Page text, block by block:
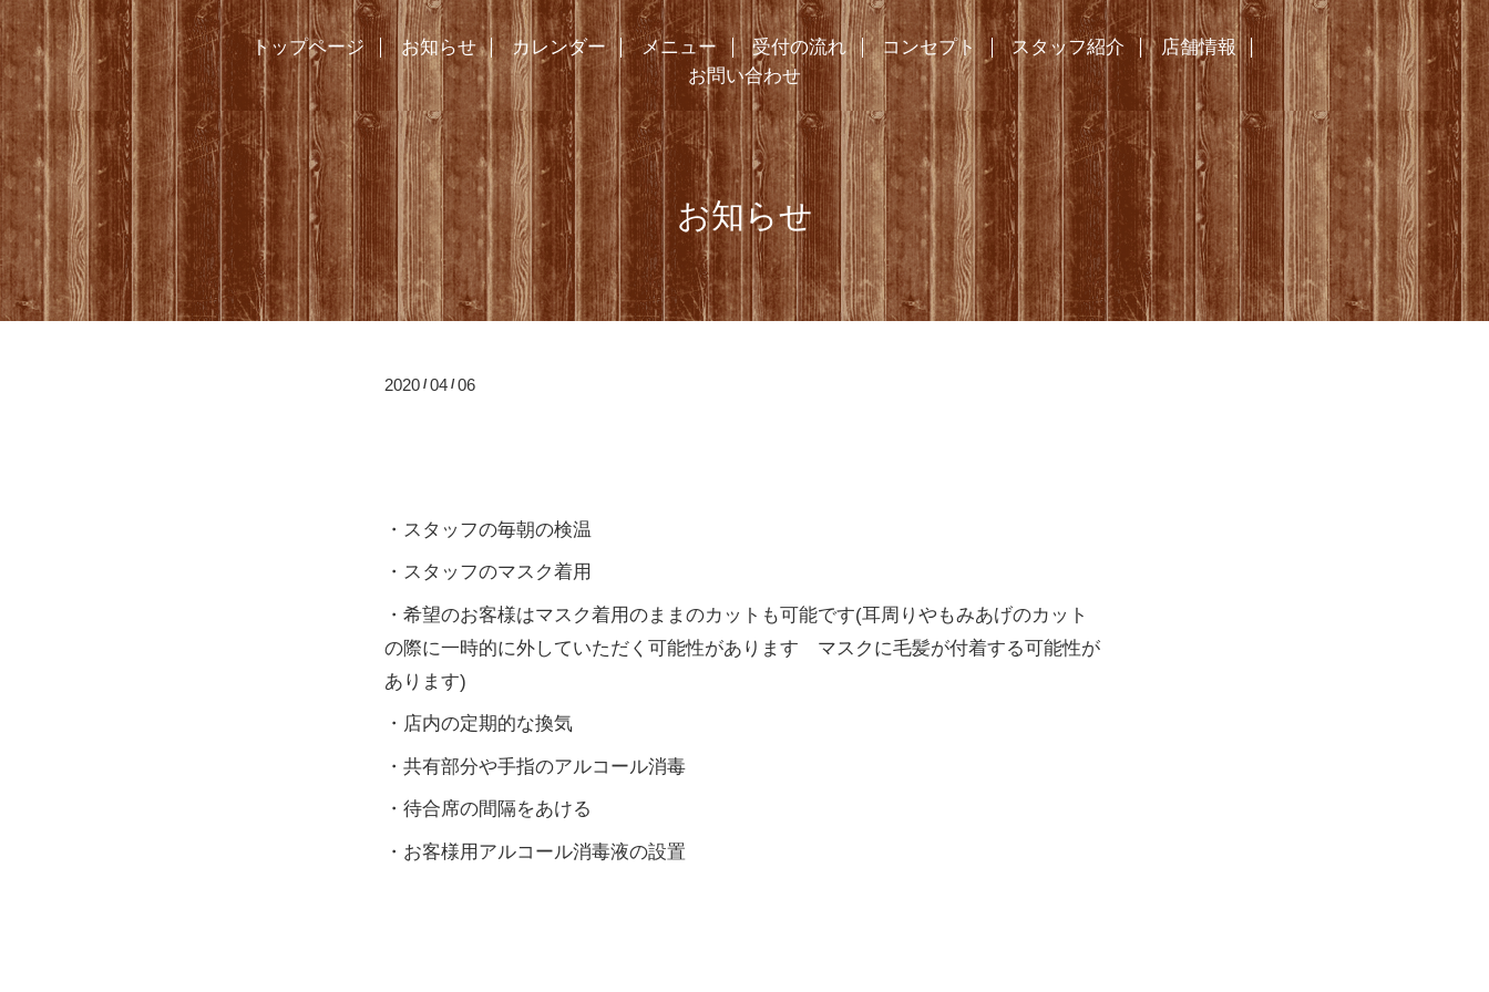
トップページ お知らせ カレンダー メニュー 受付の流れ コンセプト スタッフ紹介
店舗情報
お問い合わせ
お知らせ
2020 /04 /06
・スタッフの毎朝の検温
・スタッフのマスク着用
・希望のお客様はマスク着用のままのカットも可能です(耳周りやもみあげのカット
の際に一時的に外していただく可能性があります マスクに毛髪が付着する可能性が
あります)
・店内の定期的な換気
・共有部分や手指のアルコール消毒
・待合席の間隔をあける
・お客様用アルコール消毒液の設置